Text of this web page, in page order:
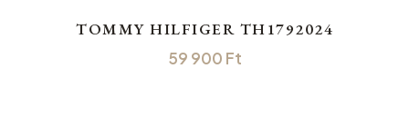
TOMMY HILFIGER TH1792024
59 900 Ft